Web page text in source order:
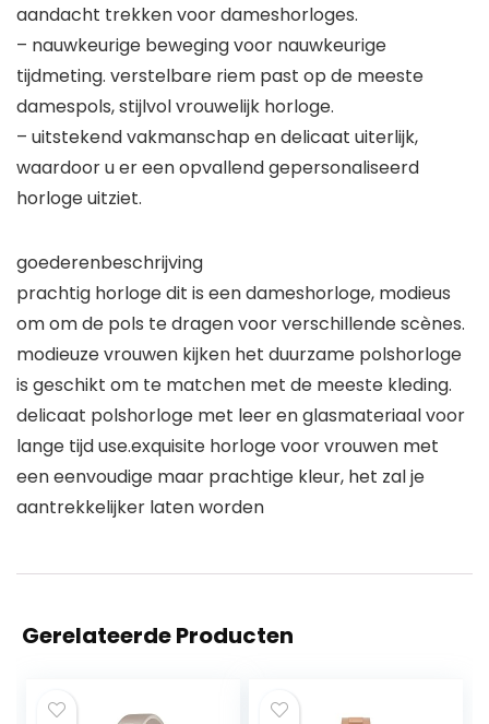
aandacht trekken voor dameshorloges.
– nauwkeurige beweging voor nauwkeurige
tijdmeting. verstelbare riem past op de meeste
damespols, stijlvol vrouwelijk horloge.
– uitstekend vakmanschap en delicaat uiterlijk,
waardoor u er een opvallend gepersonaliseerd
horloge uitziet.
goederenbeschrijving
prachtig horloge dit is een dameshorloge, modieus
om om de pols te dragen voor verschillende scènes.
modieuze vrouwen kijken het duurzame polshorloge
is geschikt om te matchen met de meeste kleding.
delicaat polshorloge met leer en glasmateriaal voor
lange tijd use.exquisite horloge voor vrouwen met
een eenvoudige maar prachtige kleur, het zal je
aantrekkelijker laten worden
Gerelateerde Producten